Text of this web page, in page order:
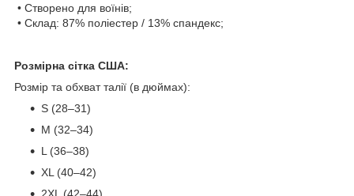
• Створено для воїнів;
• Склад: 87% поліестер / 13% спандекс;
Розмірна сітка США:
Розмір та обхват талії (в дюймах):
S (28–31)
M (32–34)
L (36–38)
XL (40–42)
2XL (42–44)